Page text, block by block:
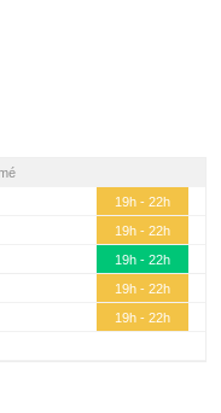
19h - 22h
19h - 22h
19h - 22h
19h - 22h
19h - 22h